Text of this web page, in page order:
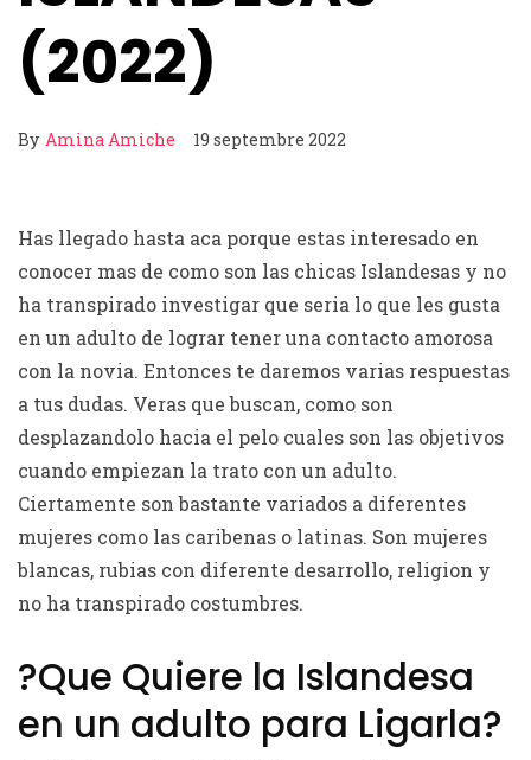
(2022)
By Amina Amiche 19 septembre 2022
Has llegado hasta aca porque estas interesado en
conocer mas de como son las chicas Islandesas y no
ha transpirado investigar que seri­a lo que les gusta
en un adulto de lograr tener una contacto amorosa
con la novia. Entonces te daremos varias respuestas
a tus dudas. Veras que buscan, como son
desplazandolo hacia el pelo cuales son las objetivos
cuando empiezan la trato con un adulto.
Ciertamente son bastante variados a diferentes
mujeres como las caribenas o latinas. Son mujeres
blancas, rubias con diferente desarrollo, religion y
no ha transpirado costumbres.
?Que Quiere la Islandesa
en un adulto para Ligarla?